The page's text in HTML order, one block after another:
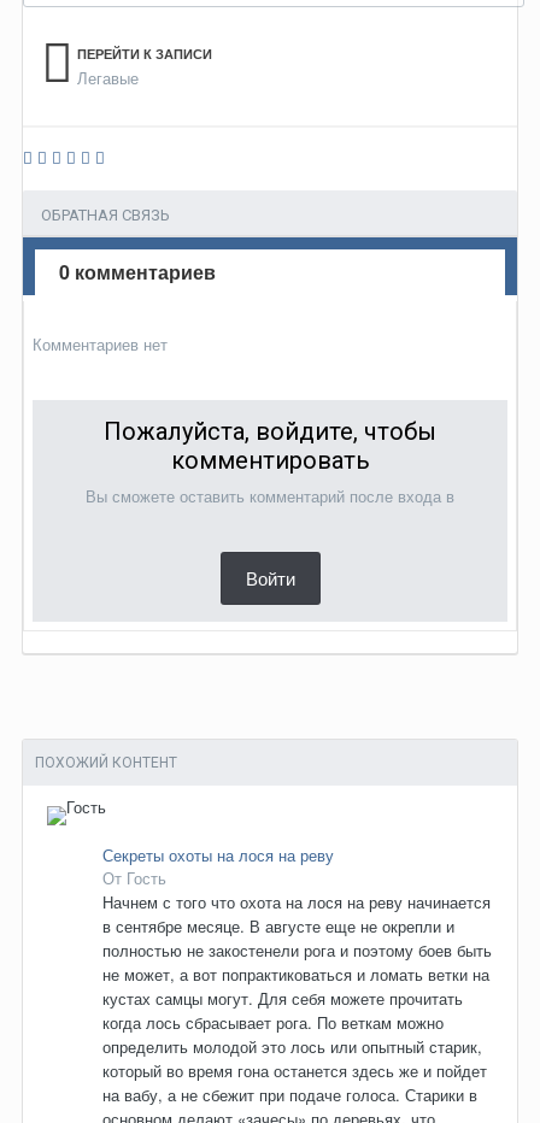
ПЕРЕЙТИ К ЗАПИСИ
Легавые
ОБРАТНАЯ СВЯЗЬ
0 комментариев
Комментариев нет
Пожалуйста, войдите, чтобы
комментировать
Вы сможете оставить комментарий после входа в
Войти
ПОХОЖИЙ КОНТЕНТ
Секреты охоты на лося на реву
От Гость
Начнем с того что охота на лося на реву начинается
в сентябре месяце. В августе еще не окрепли и
полностью не закостенели рога и поэтому боев быть
не может, а вот попрактиковаться и ломать ветки на
кустах самцы могут. Для себя можете прочитать
когда лось сбрасывает рога. По веткам можно
определить молодой это лось или опытный старик,
который во время гона останется здесь же и пойдет
на вабу, а не сбежит при подаче голоса. Старики в
основном делают «зачесы» по деревьях, что